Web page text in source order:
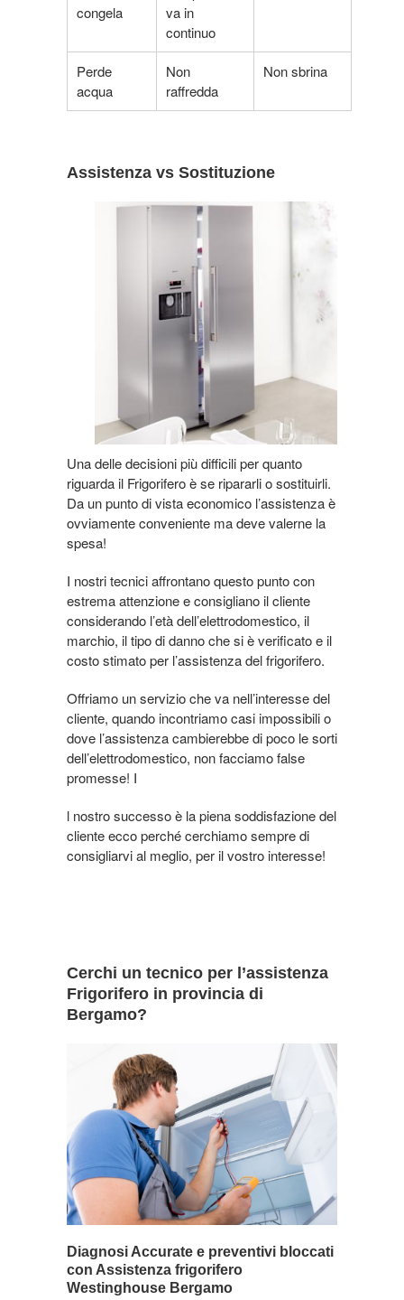
congela
va in
continuo
Perde
acqua
Non
raffredda
Non sbrina
Assistenza vs Sostituzione
Una delle decisioni più difficili per quanto
riguarda il Frigorifero è se ripararli o sostituirli.
Da un punto di vista economico l’assistenza è
ovviamente conveniente ma deve valerne la
spesa!
I nostri tecnici affrontano questo punto con
estrema attenzione e consigliano il cliente
considerando l’età dell’elettrodomestico, il
marchio, il tipo di danno che si è verificato e il
costo stimato per l’assistenza del frigorifero.
Offriamo un servizio che va nell’interesse del
cliente, quando incontriamo casi impossibili o
dove l’assistenza cambierebbe di poco le sorti
dell’elettrodomestico, non facciamo false
promesse! I
l nostro successo è la piena soddisfazione del
cliente ecco perché cerchiamo sempre di
consigliarvi al meglio, per il vostro interesse!
Cerchi un tecnico per l’assistenza
Frigorifero in provincia di
Bergamo?
Diagnosi Accurate e preventivi bloccati
con Assistenza frigorifero
Westinghouse Bergamo